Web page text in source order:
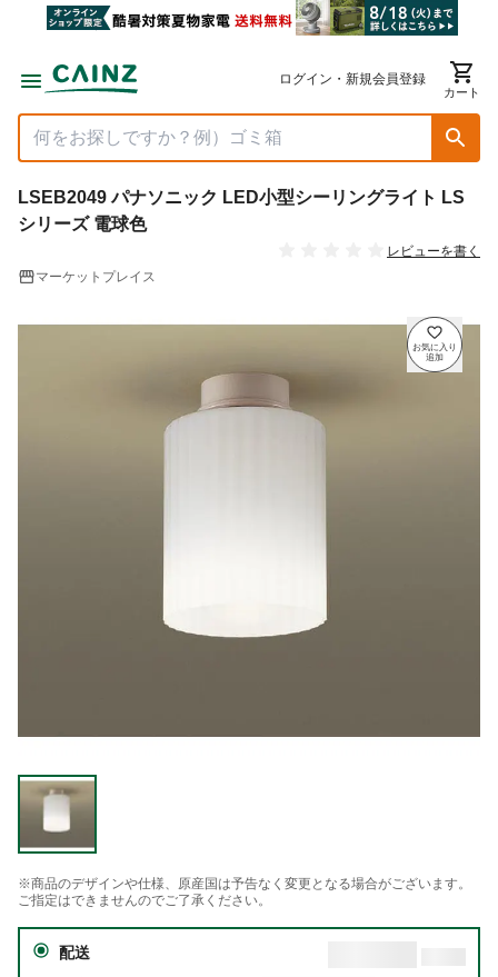
ログイン・新規会員登録
カート
LSEB2049 パナソニック LED小型シーリングライト LS
シリーズ 電球色
レビューを書く
マーケットプレイス
※商品のデザインや仕様、原産国は予告なく変更となる場合がございます。
ご指定はできませんのでご了承ください。
配送